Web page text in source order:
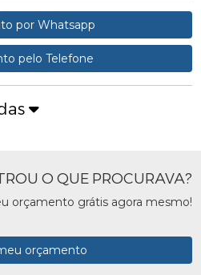
por Whatsapp
pelo Telefone
O QUE PROCURAVA?
orçamento grátis agora mesmo!
orçamento